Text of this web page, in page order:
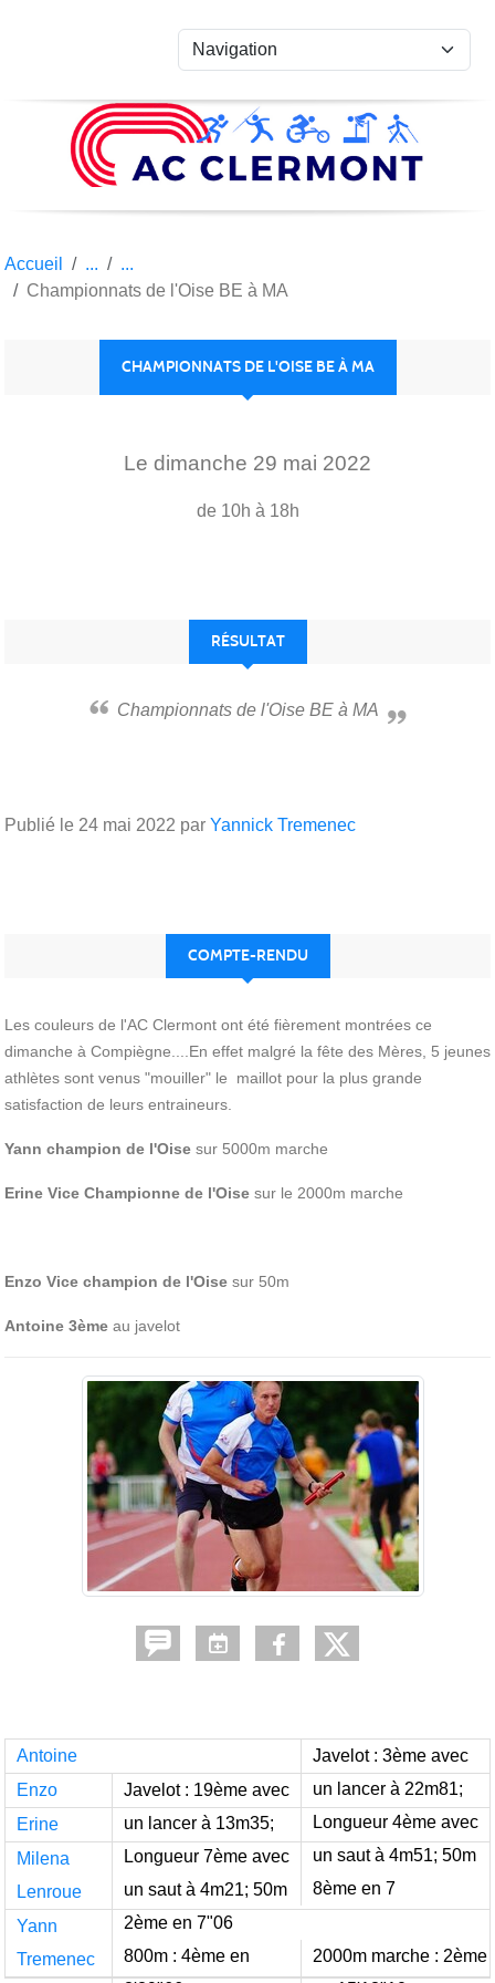
Accueil
Championnats de l'Oise BE à MA
CHAMPIONNATS DE L'OISE BE À MA
Le dimanche 29 mai 2022
de 10h à 18h
RÉSULTAT
Championnats de l'Oise BE à MA
Publié le 24 mai 2022 par Yannick Tremenec
COMPTE-RENDU
Les couleurs de l'AC Clermont ont été fièrement montrées ce
dimanche à Compiègne....En effet malgré la fête des Mères, 5 jeunes
athlètes sont venus "mouiller" le maillot pour la plus grande
satisfaction de leurs entraineurs.
Yann champion de l'Oise sur 5000m marche
Erine Vice Championne de l'Oise sur le 2000m marche
Enzo Vice champion de l'Oise sur 50m
Antoine 3ème au javelot
Antoine
Javelot : 3ème avec
un lancer à 22m81;
Longueur 4ème avec
un saut à 4m51; 50m
8ème en 7
Enzo
Javelot : 19ème avec
un lancer à 13m35;
Longueur 7ème avec
un saut à 4m21; 50m
2ème en 7"06
Erine
2000m marche : 2ème
Milena
Lenroue
800m : 4ème en
Yann
Tremenec